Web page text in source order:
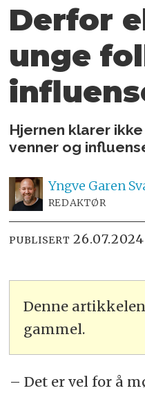
Derfor
unge
Hjernen klarer
venner og
Yngve Garen
REDAKTØR
PUBLISERT
Denne
gammel.
– Det er vel for å